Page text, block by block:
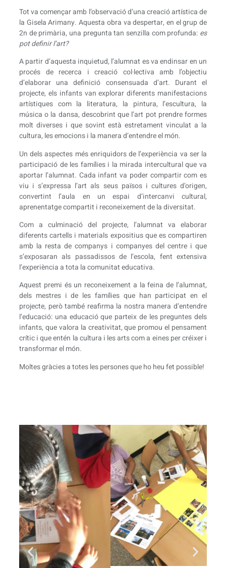
Tot va començar amb l’observació d’una creació artística de
la Gisela Arimany. Aquesta obra va despertar, en el grup de
2n de primària, una pregunta tan senzilla com profunda: es
pot definir l’art?
A partir d’aquesta inquietud, l’alumnat es va endinsar en un
procés de recerca i creació col·lectiva amb l’objectiu
d’elaborar una definició consensuada d’art. Durant el
projecte, els infants van explorar diferents manifestacions
artístiques com la literatura, la pintura, l’escultura, la
música o la dansa, descobrint que l’art pot prendre formes
molt diverses i que sovint està estretament vinculat a la
cultura, les emocions i la manera d’entendre el món.
Un dels aspectes més enriquidors de l’experiència va ser la
participació de les famílies i la mirada intercultural que va
aportar l’alumnat. Cada infant va poder compartir com es
viu i s’expressa l’art als seus països i cultures d’origen,
convertint l’aula en un espai d’intercanvi cultural,
aprenentatge compartit i reconeixement de la diversitat.
Com a culminació del projecte, l’alumnat va elaborar
diferents cartells i materials expositius que es compartiren
amb la resta de companys i companyes del centre i que
s’exposaran als passadissos de l’escola, fent extensiva
l’experiència a tota la comunitat educativa.
Aquest premi és un reconeixement a la feina de l’alumnat,
dels mestres i de les famílies que han participat en el
projecte, però també reafirma la nostra manera d’entendre
l’educació: una educació que parteix de les preguntes dels
infants, que valora la creativitat, que promou el pensament
crític i que entén la cultura i les arts com a eines per créixer i
transformar el món.
Moltes gràcies a totes les persones que ho heu fet possible!